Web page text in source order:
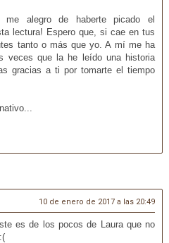
me alegro de haberte picado el
lectura! Espero que, si cae en tus
tanto o más que yo. A mí me ha
veces que la he leído una historia
gracias a ti por tomarte el tiempo
10 de enero de 2017 a las 20:49
es de los pocos de Laura que no